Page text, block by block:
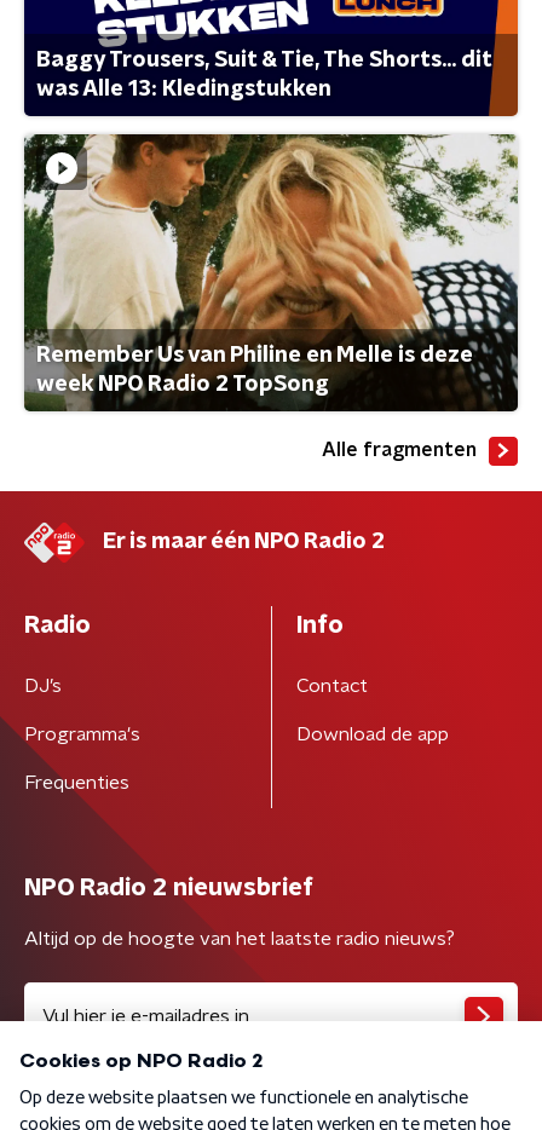
Baggy Trousers, Suit & Tie, The Shorts... dit
was Alle 13: Kledingstukken
Remember Us van Philine en Melle is deze
week NPO Radio 2 TopSong
Alle fragmenten
Er is maar één NPO Radio 2
Radio
DJ’s
Programma's
Frequenties
Info
Contact
Download de app
NPO Radio 2 nieuwsbrief
Altijd op de hoogte van het laatste radio nieuws?